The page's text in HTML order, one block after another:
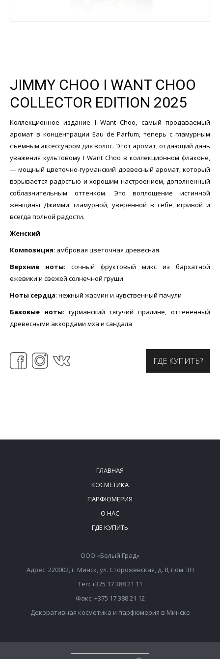
JIMMY CHOO I WANT CHOO
COLLECTOR EDITION 2025
Коллекционное издание I Want Choo, самый продаваемый
аромат в концентрации Eau de Parfum, теперь с гламурным
съёмным аксессуаром для волос. Этот аромат, отдающий дань
уважения культовому I Want Choo в коллекционном флаконе,
— мощный цветочно-гурманский древесный аромат, который
взрывается радостью и хорошим настроением, дополненный
соблазнительным оттенком. Это воплощение истинной
женщины Джимми: гламурной, уверенной в себе, игривой и
всегда полной радости.
Женский
Композиция: амбровая цветочная древесная
Верхние ноты: сочный фруктовый микс из бархатной
ежевики и свежей солнечной груши
Ноты сердца: нежный жасмин и чувственный пачули
Базовые ноты: гурманский тягучий пралине, оттененный
древесными аккордами мха и сандала
ГДЕ КУПИТЬ?
ГЛАВНАЯ
КОСМЕТИКА
ПАРФЮМЕРИЯ
О НАС
ГДЕ КУПИТЬ
ООО «Белый Град»
Адрес: 220002, г. Минск, ул. Сторожевская, д. 8, пом. 3Н
Тел: +375 17 388 21 11
Факс: +375 17 388 21 12
Декоративная косметика и парфюмерия в Минске